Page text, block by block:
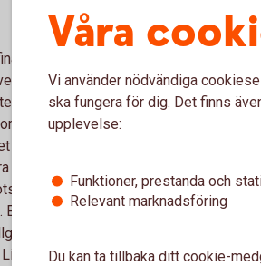
instrumentet bland annat
Skulle underliggande tillgång
att sjunka med hävstången gånger
Bear-certifikatet att falla i värde
bör poängteras att Bull & Bear är
prisrörelser, såväl positiva som
riktning till din tro riskerar du att
särskild marknadsrisk uppstår
är öppen för handel men
nedan.
Våra
Vi använder nödvändiga
ska fungera för dig. Det finns
upplevelse:
Funktioner, prestanda och
Relevant marknadsföring
Du kan ta tillbaka ditt cookie-